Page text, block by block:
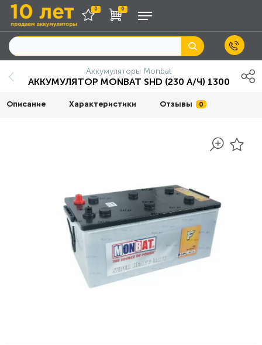
0 0
Аккумуляторы Monbat
АККУМУЛЯТОР MONBAT SHD (230 А/Ч) 1300
Описание Характеристики Отзывы 0